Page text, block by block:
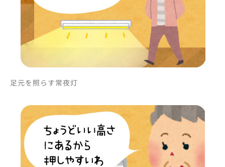
足元を照らす常夜灯